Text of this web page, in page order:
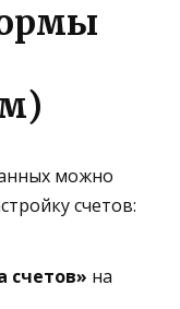
можно
счетов:
счетов» на